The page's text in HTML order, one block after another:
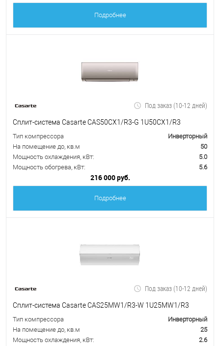
Подробнее
Под заказ (10-12 дней)
Сплит-система Casarte CAS50CX1/R3-G 1U50CX1/R3
Тип компрессора
Инверторный
На помещение до, кв.м
50
Мощность охлаждения, кВт:
5.0
Мощность обогрева, кВт:
5.6
216 000 руб.
Подробнее
Под заказ (10-12 дней)
Сплит-система Casarte CAS25MW1/R3-W 1U25MW1/R3
Тип компрессора
Инверторный
На помещение до, кв.м
25
Мощность охлаждения, кВт:
2.6